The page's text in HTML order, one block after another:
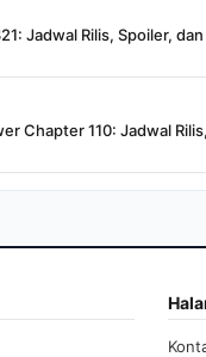
Jadwal Rilis, Spoiler, dan
Chapter 110: Jadwal Rilis,